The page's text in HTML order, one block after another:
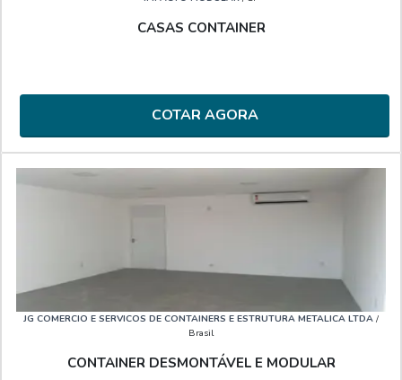
CASAS CONTAINER
COTAR AGORA
JG COMERCIO E SERVICOS DE CONTAINERS E ESTRUTURA METALICA LTDA /
Brasil
CONTAINER DESMONTÁVEL E MODULAR